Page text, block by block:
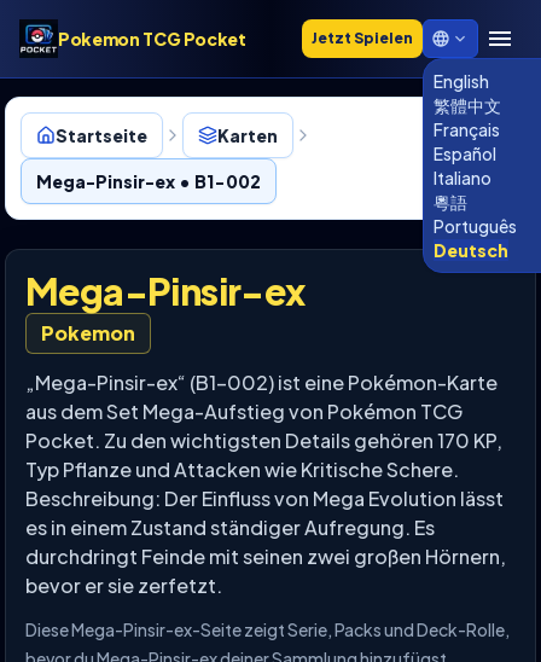
Pokemon TCG Pocket Jetzt Spielen
English
繁體中文
Français
Español
Italiano
粵語
Português
Deutsch
Startseite Karten
Mega-Pinsir-ex • B1-002
Mega-Pinsir-ex
Pokemon
„Mega-Pinsir-ex“ (B1-002) ist eine Pokémon-Karte
aus dem Set Mega-Aufstieg von Pokémon TCG
Pocket. Zu den wichtigsten Details gehören 170 KP,
Typ Pflanze und Attacken wie Kritische Schere.
Beschreibung: Der Einfluss von Mega Evolution lässt
es in einem Zustand ständiger Aufregung. Es
durchdringt Feinde mit seinen zwei großen Hörnern,
bevor er sie zerfetzt.
Diese Mega-Pinsir-ex-Seite zeigt Serie, Packs und Deck-Rolle,